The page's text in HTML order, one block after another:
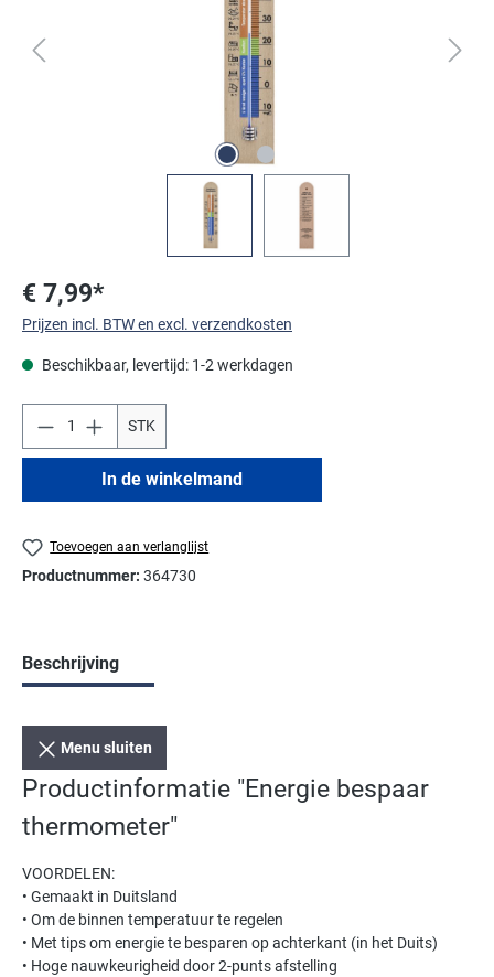
€ 7,99*
Prijzen incl. BTW en excl. verzendkosten
Beschikbaar, levertijd: 1-2 werkdagen
STK
In de winkelmand
Toevoegen aan verlanglijst
Productnummer: 364730
Beschrijving
Menu sluiten
Productinformatie "Energie bespaar
thermometer"
VOORDELEN:
• Gemaakt in Duitsland
• Om de binnen temperatuur te regelen
• Met tips om energie te besparen op achterkant (in het Duits)
• Hoge nauwkeurigheid door 2-punts afstelling